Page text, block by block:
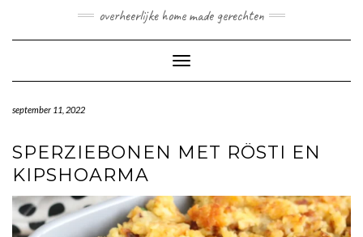
overheerlijke home made gerechten
Toggle navigatie
september 11, 2022
SPERZIEBONEN MET RÖSTI EN
KIPSHOARMA